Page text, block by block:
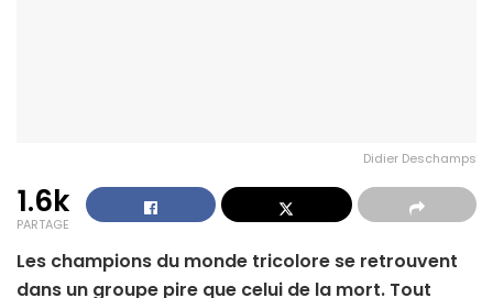
Didier Deschamps
1.6k
PARTAGE
Les champions du monde tricolore se retrouvent
dans un groupe pire que celui de la mort. Tout